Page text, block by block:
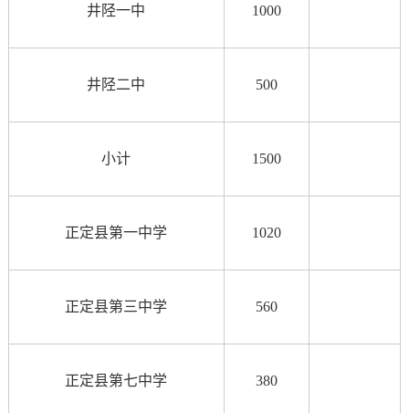
井陉一中 1000
井陉二中 500
小计 1500
正定县第一中学 1020
正定县第三中学 560
正定县第七中学 380